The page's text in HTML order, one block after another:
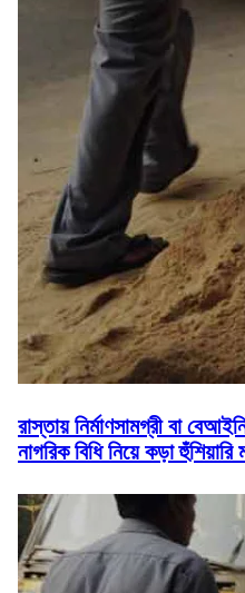
রাস্তায় নির্মাণসামগ্রী বা
নাগরিক বিধি নিয়ে কড়া হুঁশিয়ারি